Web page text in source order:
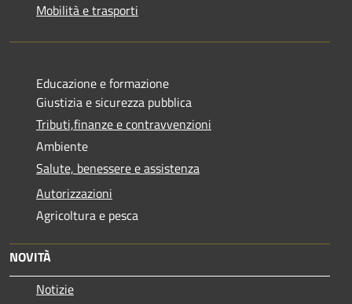
Mobilità e trasporti
Educazione e formazione
Giustizia e sicurezza pubblica
Tributi,finanze e contravvenzioni
Ambiente
Salute, benessere e assistenza
Autorizzazioni
Agricoltura e pesca
NOVITÀ
Notizie